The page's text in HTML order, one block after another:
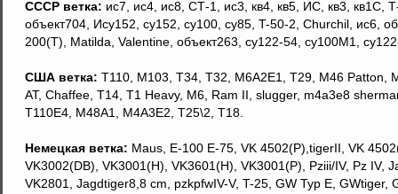
СССР ветка: ис7, ис4, ис8, СТ-1, ис3, кв4, кв5, ИС, кв3, кв1С,
объект704, Ису152, су152, су100, су85, T-50-2, Churchil, ис6,
200(T), Matilda, Valentine, объект263, су122-54, су100М1,
США ветка: T110, M103, Т34, T32, M6A2E1, Т29, М46 Patton,
AT, Chaffee, T14, T1 Heavy, M6, Ram II, slugger, m4a3e8
T110E4, M48A1, M4A3E2, T25\2, T18.
Немецкая ветка: Мaus, Е-100 Е-75, VK 4502(P),tigerII, VK
VK3002(DB), VK3001(H), VK3601(H), VK3001(Р), Pziii/IV, Pz IV,
VK2801, Jagdtiger8,8 cm, pzkpfwIV-V, T-25, GW Typ E, GWtiger,